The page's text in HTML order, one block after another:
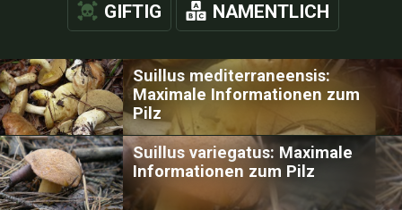
GIFTIG NAMENTLICH
Suillus mediterraneensis:
Maximale Informationen zum
Pilz
Suillus variegatus: Maximale
Informationen zum Pilz